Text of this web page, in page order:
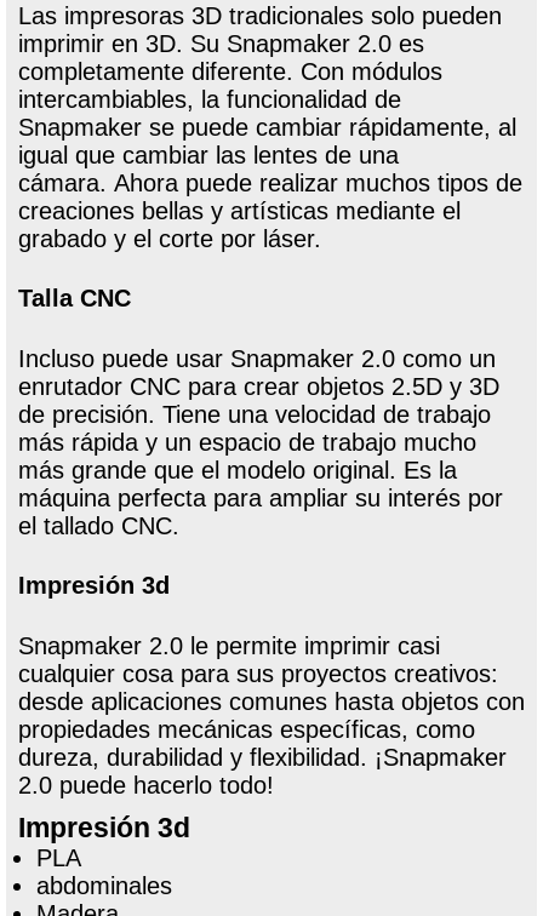
Las impresoras 3D tradicionales solo pueden
imprimir en 3D. Su Snapmaker 2.0 es
completamente diferente. Con módulos
intercambiables, la funcionalidad de
Snapmaker se puede cambiar rápidamente, al
igual que cambiar las lentes de una
cámara. Ahora puede realizar muchos tipos de
creaciones bellas y artísticas mediante el
grabado y el corte por láser.
Talla CNC
Incluso puede usar Snapmaker 2.0 como un
enrutador CNC para crear objetos 2.5D y 3D
de precisión. Tiene una velocidad de trabajo
más rápida y un espacio de trabajo mucho
más grande que el modelo original. Es la
máquina perfecta para ampliar su interés por
el tallado CNC.
Impresión 3d
Snapmaker 2.0 le permite imprimir casi
cualquier cosa para sus proyectos creativos:
desde aplicaciones comunes hasta objetos con
propiedades mecánicas específicas, como
dureza, durabilidad y flexibilidad. ¡Snapmaker
2.0 puede hacerlo todo!
Impresión 3d
PLA
abdominales